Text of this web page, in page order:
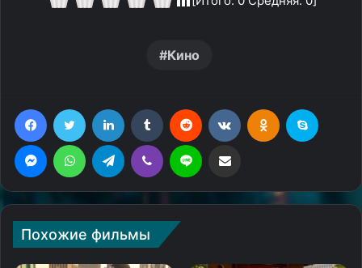
Кино
FacebookTwitter LinkedIn Tumblr Reddit ВконтактеОдноклассники
MessengerWhatsAppTelegram Viber Line Поделиться через электронную почту
Похожие фильмы